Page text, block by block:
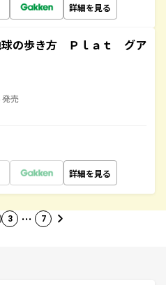
詳細を見る
の歩き方 Ｐｌａｔ グア
発売
詳細を見る
3 … 7